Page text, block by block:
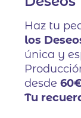
Haz tu
los
única y
desde
Tu